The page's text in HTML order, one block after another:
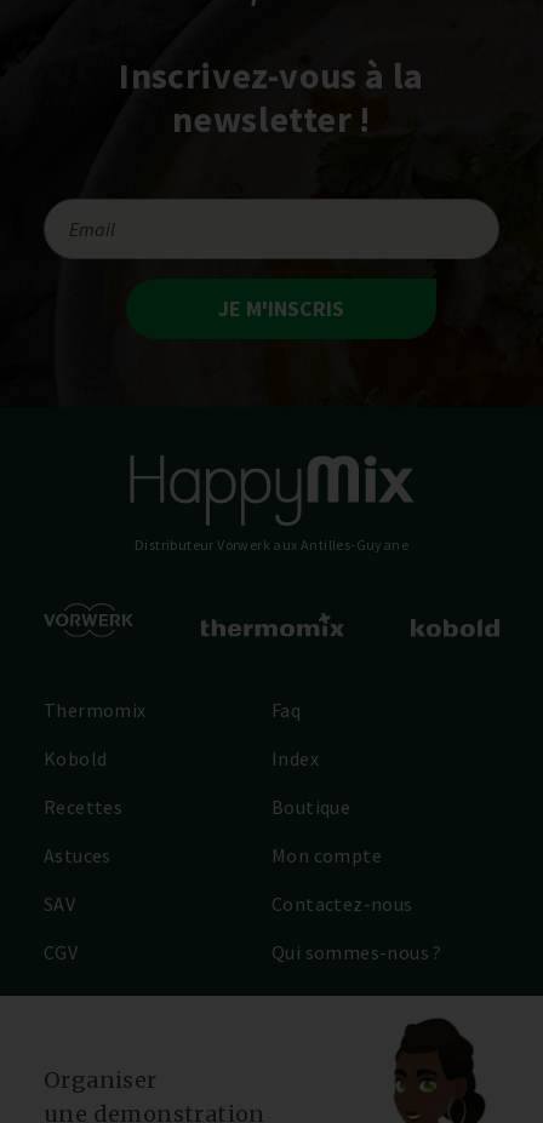
Inscrivez-vous à la
newsletter !
JE M'INSCRIS
Distributeur Vorwerk aux Antilles-Guyane
Thermomix
Kobold
Recettes
Astuces
SAV
CGV
Faq
Index
Boutique
Mon compte
Contactez-nous
Qui sommes-nous ?
Organiser
une demonstration